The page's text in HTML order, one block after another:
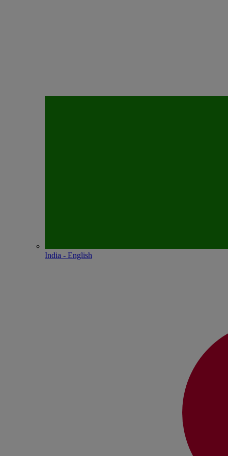
India - English